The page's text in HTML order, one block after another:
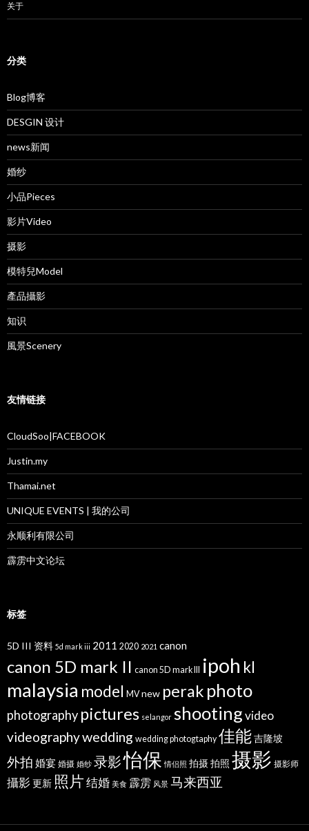
关于
分类
Blog博客
DESGIN 设计
news新闻
婚纱
小品Pieces
影片Video
摄影
模特兒Model
產品攝影
知识
風景Scenery
友情链接
CloudSoo|FACEBOOK
Justin.my
Thamai.net
UNIQUE EVENTS | 我的公司
永顺利有限公司
霹雳中文论坛
标签
5D III 资料 5d mark iii 2011 2020 2021 canon
canon 5D mark II canon 5D mark III ipoh kl
malaysia model MV new perak photo
photography pictures selangor shootingvideo
videographywedding wedding photogtaphy 佳能吉隆坡
外拍 婚宴 婚摄 婚纱 录影怡保 情侣照 拍摄拍照 摄影 摄影师
攝影 更新 照片结婚 美食 霹雳 风景 马来西亚